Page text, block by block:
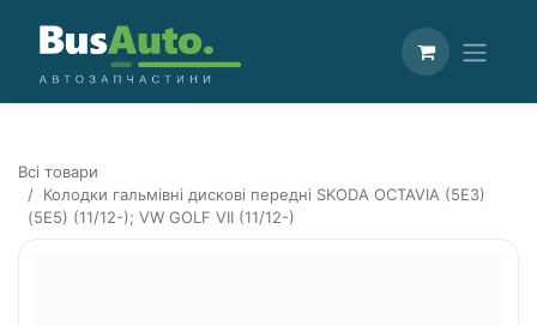
Всі товари
Колодки гальмівні дискові передні SKODA OCTAVIA (5E3)
(5E5) (11/12-); VW GOLF VII (11/12-)